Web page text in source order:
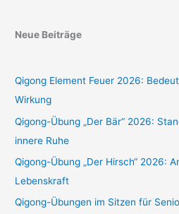
Neue Beiträge
Qigong Element Feuer 2026:
Wirkung
Qigong-Übung „Der Bär“ 2026:
innere Ruhe
Qigong-Übung „Der Hirsch“ 2026:
Lebenskraft
Qigong-Übungen im Sitzen für